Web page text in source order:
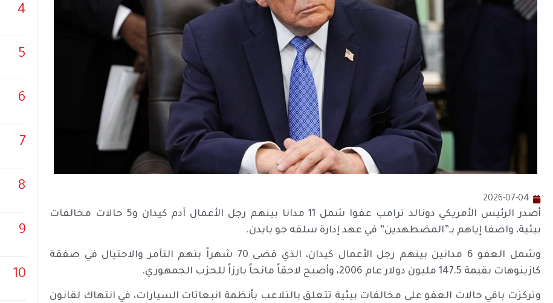
2026-07-04
أصدر الرئيس الأمريكي دونالد ترامب عفوا شمل 11 مدانا بينهم رجل الأعمال آدم كيدان و5 حالات مخالفات
بيئية، واصفا إياهم بـ”المضطهدين” في عهد إدارة سلفه جو بايدن.
وشمل العفو 6 مدانين بينهم رجل الأعمال كيدان، الذي قضى 70 شهراً بتهم التآمر والاحتيال في صفقة
كازينوهات بقيمة 147.5 مليون دولار عام 2006، وأصبح لاحقاً مانحاً بارزاً للحزب الجمهوري.
وتركزت باقي حالات العفو على مخالفات بيئية تتعلق بالتلاعب بأنظمة انبعاثات السيارات، في انتهاك لقانون
4
5
6
7
8
9
10